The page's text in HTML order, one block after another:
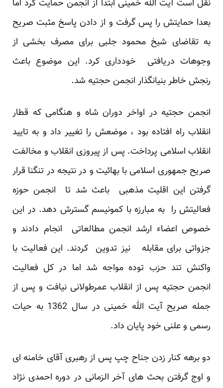
نقل است آیت الله خمینی ابتدا از انجمن حمایت کرد اما
بعدا حمایتش را پس گرفت و از دادن پاسخ مثبت صریح
به تقاضای شیخ محمود جلبی برای مصرف بخشی از
وجوهات دریافتی خودداری کرد. این موضوع باعث
رنجش خاطر بنیانگذار انجمن حجتیه شد.
انجمن حجتیه در اواخر دوران شاه و هنگامی که قطار
انقلاب راه افتاده بود ، موضعش را تغییر داد و به تایید
انقلاب اسلامی پرداخت. پس از پیروزی انقلاب و مخالفت
صریح جمهوری اسلامی با بهائیت و در نتیجه در تنگنا قرار
گرفتن این اقلیت مذهبی باعث شد تا انجمن حوزه
فعالیتش را به مبارزه با کمونیسم گسترش دهد. در این
خصوص اعضاء ارشد انجمن مطالعاتی انجام دادند و
جزواتی برای مقابله نیز تدوین کردند. این فعالیت با
واکنش تند حزب توده مواجه شد اما در کل فعالیت
انجمن حجتیه پس از انقلاب عمرطولانی نیافت و پس از
جمله صریح آیت الله خمینی در سال 1362 به حیات
رسمی و علنی خود پایان داد.
دو برهه کنار زدن جناح چپ پس از رهبری آقای خامنه ای
و اوج گرفتن بحث های آخر الزمانی در دوره احمدی نژاد